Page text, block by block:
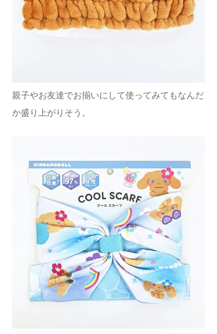
親子やお友達でお揃いにして使ってみてもなんだ
か盛り上がりそう。